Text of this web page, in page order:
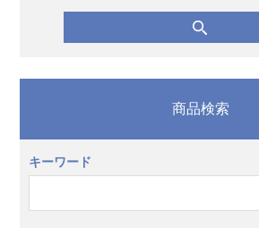
商品検索
キーワード